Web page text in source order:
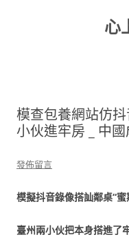
心
模查包養網站仿
小伙進牢房 _ 中
發佈留言
模擬抖音錄像搭訕鄰桌“蜜
臺州兩小伙把本身搭進了